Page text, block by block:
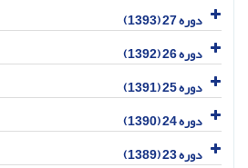
دوره 27 (1393)
دوره 26 (1392)
دوره 25 (1391)
دوره 24 (1390)
دوره 23 (1389)